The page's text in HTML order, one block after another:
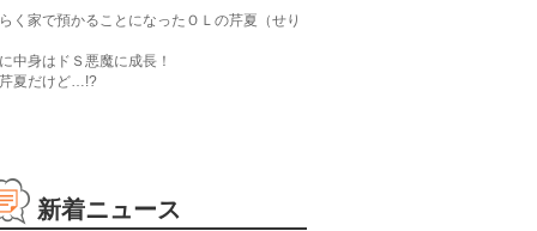
く家で預かることになったＯＬの芹夏（せり
中身はドＳ悪魔に成長！
夏だけど…!?
新着ニュース